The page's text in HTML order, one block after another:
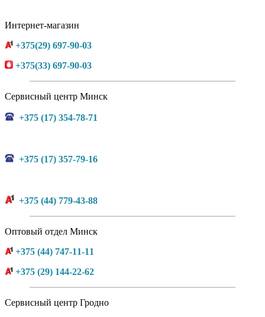
Интернет-магазин
+375(29) 697-90-03
+375(33) 697-90-03
Сервисный центр Минск
+375 (17) 354-78-71
+375 (17) 357-79-16
+375 (44) 779-43-88
Оптовый отдел Минск
+375 (44) 747-11-11
+375 (29) 144-22-62
Сервисный центр Гродно